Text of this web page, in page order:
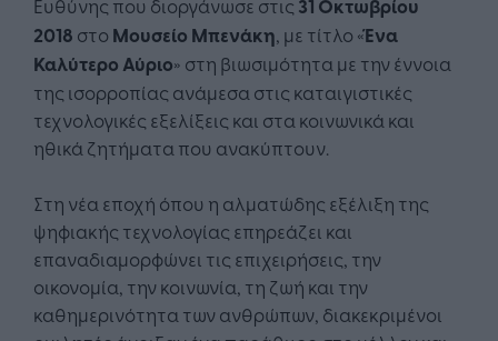
Ευθύνης που διοργάνωσε στις 31 Οκτωβρίου
2018 στο Μουσείο Μπενάκη, με τίτλο «Ένα
Καλύτερο Αύριο» στη βιωσιμότητα με την έννοια
της ισορροπίας ανάμεσα στις καταιγιστικές
τεχνολογικές εξελίξεις και στα κοινωνικά και
ηθικά ζητήματα που ανακύπτουν.
Στη νέα εποχή όπου η αλματώδης εξέλιξη της
ψηφιακής τεχνολογίας επηρεάζει και
επαναδιαμορφώνει τις επιχειρήσεις, την
οικονομία, την κοινωνία, τη ζωή και την
καθημερινότητα των ανθρώπων, διακεκριμένοι